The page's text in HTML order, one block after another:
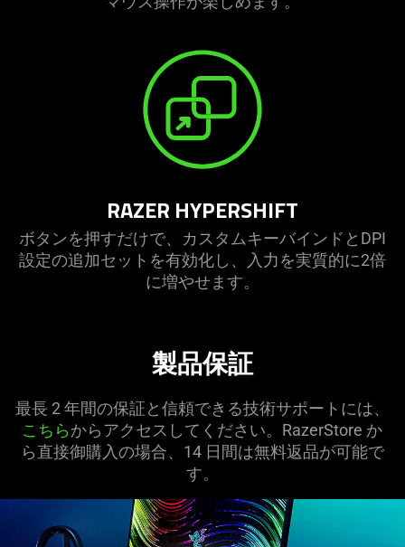
RAZER HYPERSHIFT
ボタンを押すだけで、カスタムキーバインドとDPI
設定の追加セットを有効化し、入力を実質的に2倍
に増やせます。
製品保証
最長 2 年間の保証と信頼できる技術サポートには、
こちらからアクセスしてください。RazerStore か
ら直接御購入の場合、14 日間は無料返品が可能で
す。